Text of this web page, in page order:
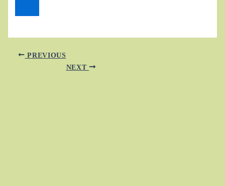
PREVIOUS
NEXT